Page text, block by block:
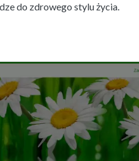
do zdrowego stylu życia.